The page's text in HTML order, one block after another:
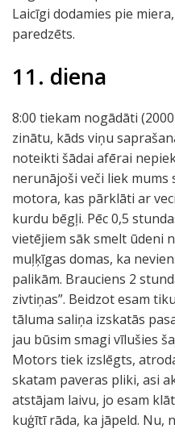
Laicīgi dodamies pie
paredzēts.
11. diena
8:00 tiekam nogādāti
zinātu, kāds viņu
noteikti šādai afērai
nerunājoši veči liek mums
motora, kas pārklāti ar
kurdu bēgļi. Pēc 0,5
vietējiem sāk smelt ūdeni
muļķīgas domas, ka
palikām. Brauciens 2
zivtiņas”. Beidzot esam
tāluma saliņa izskatās
jau būsim smagi vīlušies
Motors tiek izslēgts,
skatam paveras pliki, asi
atstājam laivu, jo esam
kuģītī rāda, ka jāpeld. Nu,